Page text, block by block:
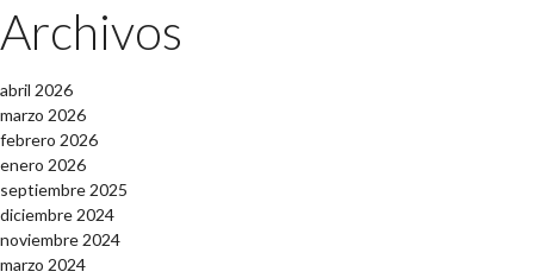
Archivos
abril 2026
marzo 2026
febrero 2026
enero 2026
septiembre 2025
diciembre 2024
noviembre 2024
marzo 2024